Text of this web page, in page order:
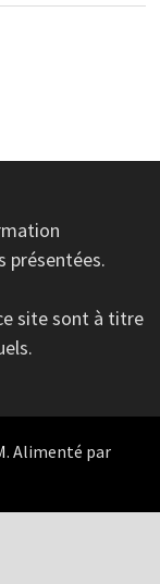
présentées.
site sont à titre
. Alimenté par